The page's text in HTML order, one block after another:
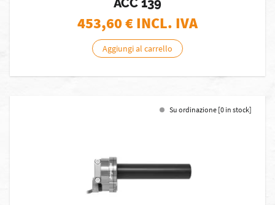
ACC 139
453,60€ INCL. IVA
Aggiungi al carrello
Su ordinazione [0 in stock]